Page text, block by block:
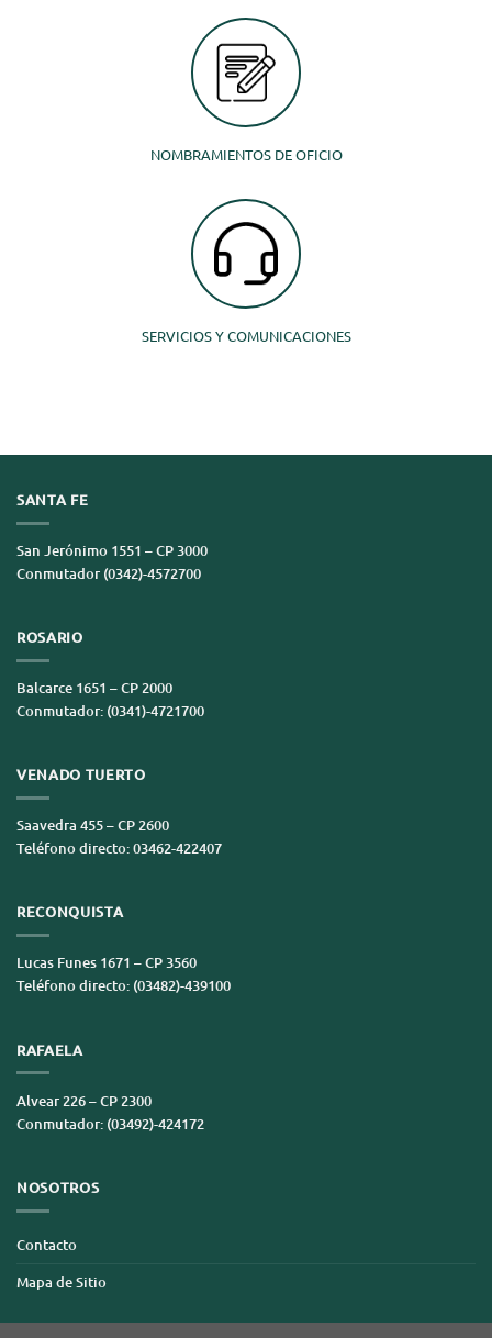
NOMBRAMIENTOS DE OFICIO
SERVICIOS Y COMUNICACIONES
SANTA FE
San Jerónimo 1551 – CP 3000
Conmutador (0342)-4572700
ROSARIO
Balcarce 1651 – CP 2000
Conmutador: (0341)-4721700
VENADO TUERTO
Saavedra 455 – CP 2600
Teléfono directo: 03462-422407
RECONQUISTA
Lucas Funes 1671 – CP 3560
Teléfono directo: (03482)-439100
RAFAELA
Alvear 226 – CP 2300
Conmutador: (03492)-424172
NOSOTROS
Contacto
Mapa de Sitio